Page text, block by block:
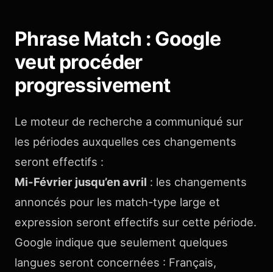
Phrase Match : Google
veut procéder
progressivement
Le moteur de recherche a communiqué sur
les périodes auxquelles ces changements
seront effectifs :
Mi-Février jusqu’en avril : les changements
annoncés pour les match-type large et
expression seront effectifs sur cette période.
Google indique que seulement quelques
langues seront concernées : Français,